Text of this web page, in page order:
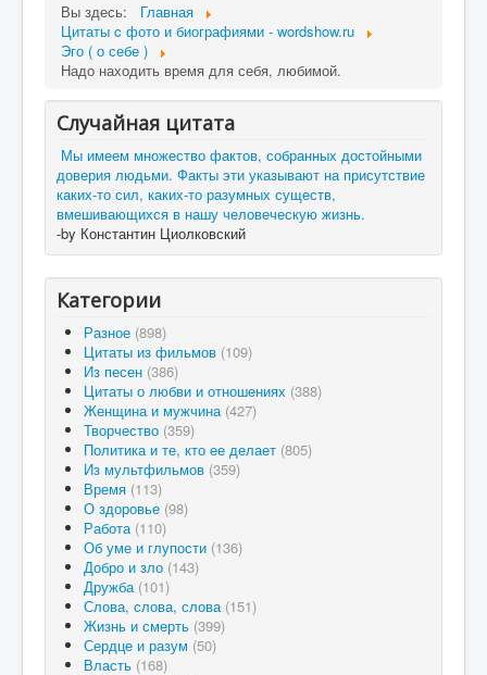
Вы здесь:
Главная
Цитаты c фото и биографиями - wordshow.ru
Эго ( о себе )
Надо находить время для себя, любимой.
Случайная цитата
Мы имеем множество фактов, собранных достойными
доверия людьми. Факты эти указывают на присутствие
каких-то сил, каких-то разумных существ,
вмешивающихся в нашу человеческую жизнь.
-by Константин Циолковский
Категории
Разное (898)
Цитаты из фильмов (109)
Из песен (386)
Цитаты о любви и отношениях (388)
Женщина и мужчина (427)
Творчество (359)
Политика и те, кто ее делает (805)
Из мультфильмов (359)
Время (113)
О здоровье (98)
Работа (110)
Об уме и глупости (136)
Добро и зло (143)
Дружба (101)
Слова, слова, слова (151)
Жизнь и смерть (399)
Сердце и разум (50)
Власть (168)